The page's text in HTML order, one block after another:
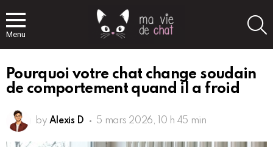
Menu
Pourquoi votre chat change soudain
de comportement quand il a froid
by Alexis D 5 mars 2026, 10 h 45 min